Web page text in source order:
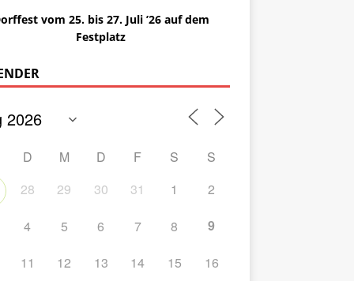
vom 25. bis 27. Juli ’26 auf dem
Festplatz
D M D F S
S
28
29 30 31 1 2
4 5 6 7 8 9
11 12 13 14 15 16